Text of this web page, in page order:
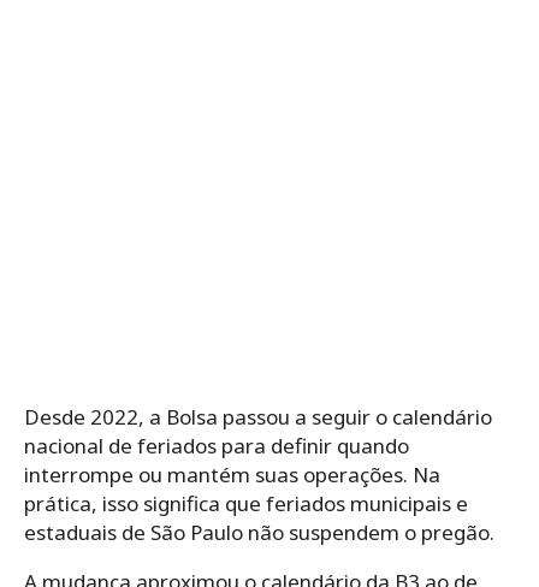
Desde 2022, a Bolsa passou a seguir o calendário
nacional de feriados para definir quando
interrompe ou mantém suas operações. Na
prática, isso significa que feriados municipais e
estaduais de São Paulo não suspendem o pregão.